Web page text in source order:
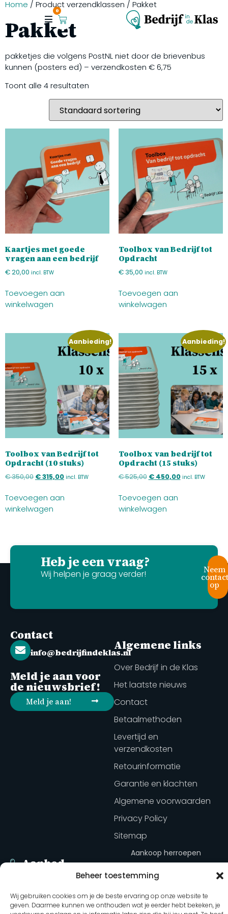
Beheer toestemming
Wij gebruiken cookies om je de beste ervaring op onze website te
geven. Daarmee kunnen we onthouden wat je eerder hebt bekeken, je
0
Home / Product verzendklassen / Pakket
Pakket
pakketjes die volgens PostNL niet door de brievenbus
kunnen (posters ed) – verzendkosten € 6,75
Toont alle 4 resultaten
Kaartjes met goede
vragen aan een bedrijf
€20,00 incl. BTW
Toevoegen aan
winkelwagen
Toolbox van Bedrijf tot
Opdracht
€35,00 incl. BTW
Toevoegen aan
winkelwagen
Aanbieding!
Toolbox van Bedrijf tot
Opdracht (10 stuks)
€350,00 €315,00 incl. BTW
Toevoegen aan
winkelwagen
Aanbieding!
Toolbox van bedrijf tot
Opdracht (15 stuks)
€525,00 €450,00 incl. BTW
Toevoegen aan
winkelwagen
Heb je een vraag?
Wij helpen je graag verder! Neem
contact
op
Contact
info@bedrijfindeklas.nl
Meld je aan voor
de nieuwsbrief!
Meld je aan!
Algemene links
Over Bedrijf in de Klas
Het laatste nieuws
Contact
Betaalmethoden
Levertijd en
verzendkosten
Retourinformatie
Garantie en klachten
Algemene voorwaarden
Privacy Policy
Sitemap
Aankoop herroepen
Aanbod
Kennisbank
Agenda
5 oktober 2026
dag (vmbo)